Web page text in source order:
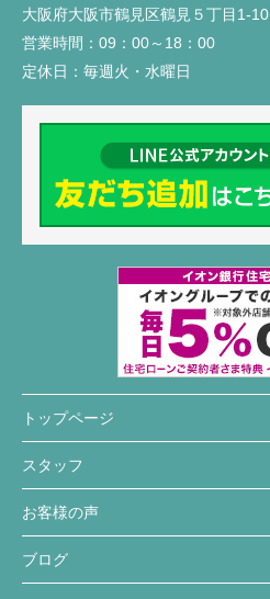
大阪府大阪市鶴見区鶴見５丁目1-10
営業時間： 09：00～18：00
定休日： 毎週火・水曜日
トップページ
スタッフ
お客様の声
ブログ